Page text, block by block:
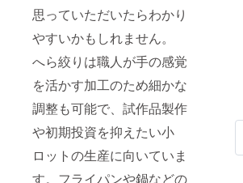
思っていただいたらわかり
やすいかもしれません。
へら絞りは職人が手の感覚
を活かす加工のため細かな
調整も可能で、試作品製作
や初期投資を抑えたい小
ロットの生産に向いていま
す。フライパンや鍋などの